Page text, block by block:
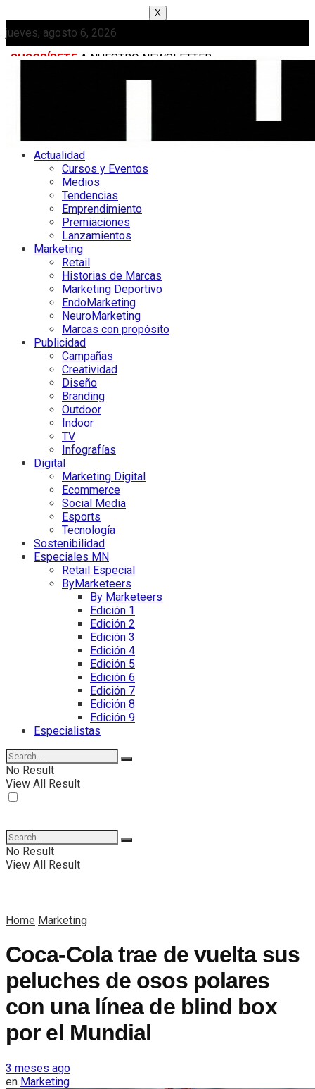
X
jueves, agosto 6, 2026
SUSCRÍBETE A NUESTRO NEWSLETTER
Actualidad
Cursos y Eventos
Medios
Tendencias
Emprendimiento
Premiaciones
Lanzamientos
Marketing
Retail
Historias de Marcas
Marketing Deportivo
EndoMarketing
NeuroMarketing
Marcas con propósito
Publicidad
Campañas
Creatividad
Diseño
Branding
Outdoor
Indoor
TV
Infografías
Digital
Marketing Digital
Ecommerce
Social Media
Esports
Tecnología
Sostenibilidad
Especiales MN
Retail Especial
ByMarketeers
By Marketeers
Edición 1
Edición 2
Edición 3
Edición 4
Edición 5
Edición 6
Edición 7
Edición 8
Edición 9
Especialistas
No Result
View All Result
No Result
View All Result
Home Marketing
Coca-Cola trae de vuelta sus
peluches de osos polares
con una línea de blind box
por el Mundial
3 meses ago
en Marketing